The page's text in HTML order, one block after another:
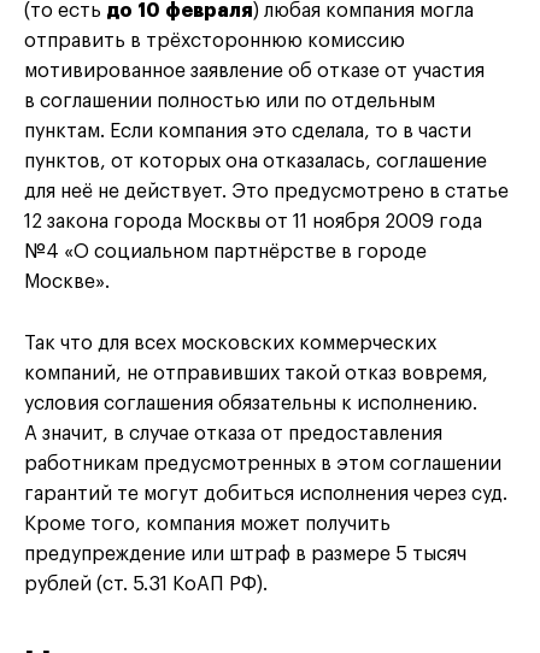
(то есть до 10 февраля) любая компания могла
отправить в трёхстороннюю комиссию
мотивированное заявление об отказе от участия
в соглашении полностью или по отдельным
пунктам. Если компания это сделала, то в части
пунктов, от которых она отказалась, соглашение
для неё не действует. Это предусмотрено в статье
12 закона города Москвы от 11 ноября 2009 года
№4 «О социальном партнёрстве в городе
Москве».
Так что для всех московских коммерческих
компаний, не отправивших такой отказ вовремя,
условия соглашения обязательны к исполнению.
А значит, в случае отказа от предоставления
работникам предусмотренных в этом соглашении
гарантий те могут добиться исполнения через суд.
Кроме того, компания может получить
предупреждение или штраф в размере 5 тысяч
рублей (ст. 5.31 КоАП РФ).